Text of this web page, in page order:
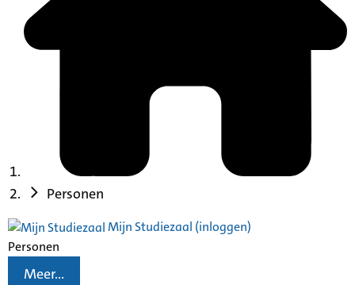
Personen
Mijn Studiezaal (inloggen)
Personen
Meer...